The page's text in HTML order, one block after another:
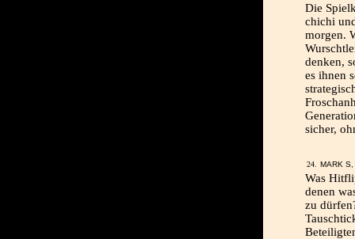
Die
chichi
morgen.
denken,
es ihnen
sicher,
MARK
Was
denen
zu